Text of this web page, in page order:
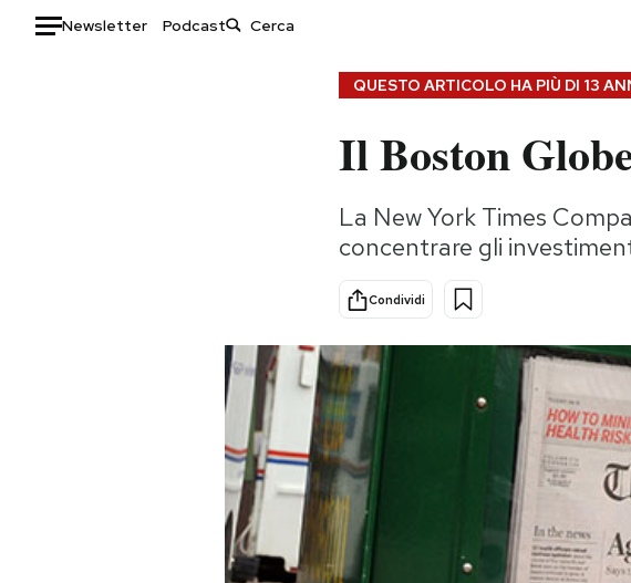
Newsletter Podcast
Consumismi
Storie/Idee
Ok Boomer!
Media
Europa
Altrecose
Mondiali calcio 2026
QUESTO ARTICOLO HA PIÙ DI 13
Il Boston
La New York Times
concentrare gli
Condividi